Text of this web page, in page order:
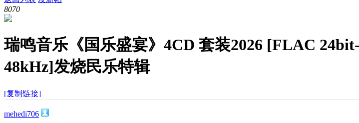
8070
瑞鸣音乐《国乐盛宴》4CD 套装2026 [FLAC 24bit-
48kHz]发烧民乐特辑
[复制链接]
mehedi706